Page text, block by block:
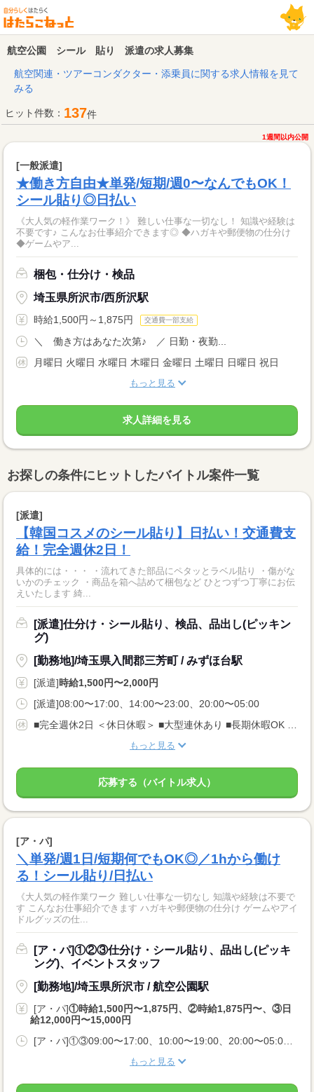
航空公園 シール 貼り 派遣の求人募集
航空関連・ツアーコンダクター・添乗員に関する求人情報を見て
みる
ヒット件数： 137件
1週間以内公開
[一般派遣]
★働き方自由★単発/短期/週0〜なんでもOK！
シール貼り◎日払い
《大人気の軽作業ワーク！》 難しい仕事な一切なし！ 知識や経験は
不要です♪ こんなお仕事紹介できます◎ ◆ハガキや郵便物の仕分け
◆ゲームやア...
梱包・仕分け・検品
埼玉県所沢市/西所沢駅
時給1,500円～1,875円 交通費一部支給
＼ 働き方はあなた次第♪ ／ 日勤・夜勤...
月曜日 火曜日 水曜日 木曜日 金曜日 土曜日 日曜日 祝日
もっと見る
求人詳細を見る
お探しの条件にヒットしたバイトル案件一覧
[派遣]
【韓国コスメのシール貼り】日払い！交通費支
給！完全週休2日！
具体的には・・・ ・流れてきた部品にペタッとラベル貼り ・傷がな
いかのチェック ・商品を箱へ詰めて梱包など ひとつずつ丁寧にお伝
えいたします 綺...
[派遣]仕分け・シール貼り、検品、品出し(ピッキン
グ)
[勤務地]/埼玉県入間郡三芳町 / みずほ台駅
[派遣]時給1,500円〜2,000円
[派遣]08:00〜17:00、14:00〜23:00、20:00〜05:00
■完全週休2日 ＜休日休暇＞ ■大型連休あり ■長期休暇OK ■ご家庭都合のお休み調整OK ■産休・育休取得実績あり
もっと見る
応募する（バイトル求人）
[ア・パ]
＼単発/週1日/短期何でもOK◎／1hから働け
る！シール貼り/日払い
《大人気の軽作業ワーク 難しい仕事な一切なし 知識や経験は不要で
す こんなお仕事紹介できます ハガキや郵便物の仕分け ゲームやアイ
ドルグッズの仕...
[ア・パ]①②③仕分け・シール貼り、品出し(ピッキ
ング)、イベントスタッフ
[勤務地]/埼玉県所沢市 / 航空公園駅
[ア・パ]①時給1,500円〜1,875円、②時給1,875円〜、③日
給12,000円〜15,000円
[ア・パ]①③09:00〜17:00、10:00〜19:00、20:00〜05:00、②10:00〜06:00
もっと見る